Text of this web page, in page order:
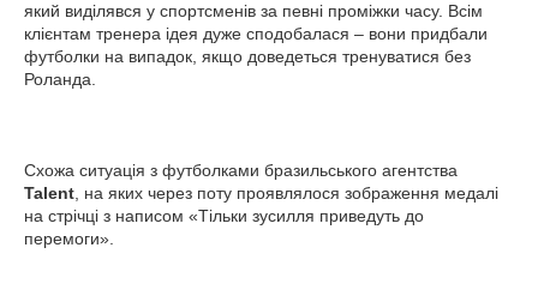
який виділявся у спортсменів за певні проміжки часу. Всім
клієнтам тренера ідея дуже сподобалася – вони придбали
футболки на випадок, якщо доведеться тренуватися без
Роланда.
Схожа ситуація з футболками бразильського агентства
Talent , на яких через поту проявлялося зображення медалі
на стрічці з написом «Тільки зусилля приведуть до
перемоги».